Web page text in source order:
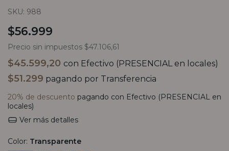
SKU: 988
$56.999
Precio sin impuestos $47.106,61
$45.599,20 con Efectivo (PRESENCIAL en locales)
$51.299 pagando por Transferencia
20% de descuento pagando con Efectivo (PRESENCIAL en
locales)
Ver más detalles
Color: Transparente